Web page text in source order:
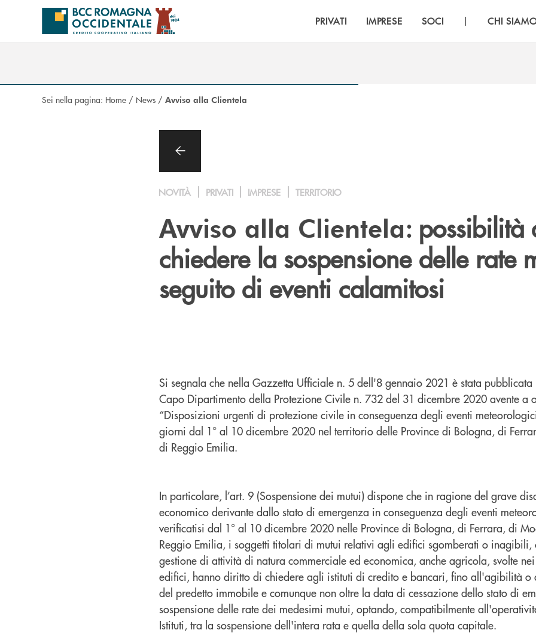
Salta al contenuto principale
PRIVATI IMPRESE SOCI | CHI
Sei nella pagina: Home / News / Avviso alla Clientela
NOVITÀ PRIVATI IMPRESE TERRITORIO
Avviso alla Clientela: possibilità
chiedere la sospensione delle rate
seguito di eventi calamitosi
Si segnala che nella Gazzetta Ufficiale n. 5 dell'8 gennaio 2021 è stata pubblicata
Capo Dipartimento della Protezione Civile n. 732 del 31 dicembre 2020 avente a
“Disposizioni urgenti di protezione civile in conseguenza degli eventi
giorni dal 1° al 10 dicembre 2020 nel territorio delle Province di Bologna, di
di Reggio Emilia.
In particolare, l’art. 9 (Sospensione dei mutui) dispone che in ragione del grave
economico derivante dallo stato di emergenza in conseguenza degli eventi
verificatisi dal 1° al 10 dicembre 2020 nelle Province di Bologna, di Ferrara, di
Reggio Emilia, i soggetti titolari di mutui relativi agli edifici sgomberati o inagibili,
gestione di attività di natura commerciale ed economica, anche agricola, svolte
edifici, hanno diritto di chiedere agli istituti di credito e bancari, fino all'agibilità
del predetto immobile e comunque non oltre la data di cessazione dello stato di
sospensione delle rate dei medesimi mutui, optando, compatibilmente
Istituti, tra la sospensione dell'intera rata e quella della sola quota capitale.